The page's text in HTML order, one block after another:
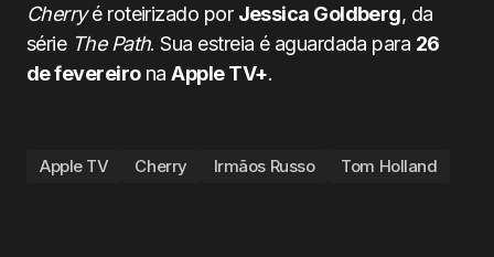
Cherryé roteirizado por Jessica Goldberg, da
série The Path. Sua estreia é aguardada para 26
de fevereironaApple TV+.
Apple TV Cherry Irmãos Russo Tom Holland